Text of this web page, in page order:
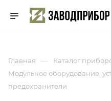
Главная — Каталог
Модульное оборудование,
предохранители